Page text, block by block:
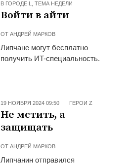
В ГОРОДЕ L,ТЕМА НЕДЕЛИ
Войти в айти
ОТАНДРЕЙ МАРКОВ
Липчане могут бесплатно
получить ИT-специальность.
19 НОЯБРЯ 2024 09:50 ГЕРОИ Z
Не мстить, а
защищать
ОТАНДРЕЙ МАРКОВ
Липчанин отправился